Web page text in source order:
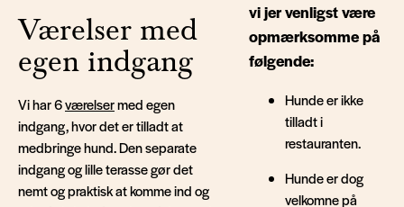
Værelser med
egen indgang
Vi har 6værelsermed egen
indgang, hvor det er tilladt at
medbringe hund. Den separate
indgang og lille terasse gør det
nemt og praktisk at komme ind og
vi jer venligst være
opmærksomme på
følgende:
Hunde er ikke
tilladt i
restauranten.
Hunde er dog
velkomne på